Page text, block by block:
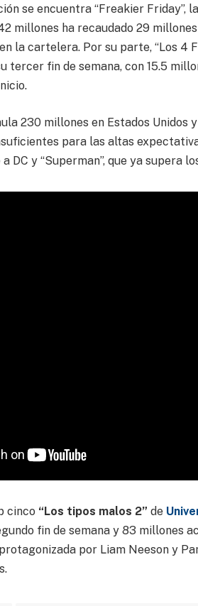
se encuentra “Freakier Friday”,
millones ha recaudado 29
la cartelera. Por su parte, “Los 4
tercer fin de semana, con 15.5
230 millones en Estados Unidos
para las altas
DC y “Superman”, que ya supera
cinco “Los tipos malos 2” de
fin de semana y 83 millones
por Liam Neeson y